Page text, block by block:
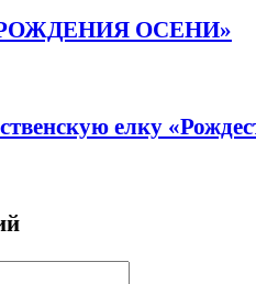
ОСЕНИ»
елку